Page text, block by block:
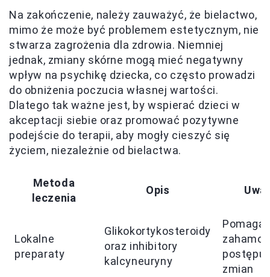
Na zakończenie, należy zauważyć, że bielactwo,
mimo że może być problemem estetycznym, nie
stwarza zagrożenia dla zdrowia. Niemniej
jednak, zmiany skórne mogą mieć negatywny
wpływ na psychikę dziecka, co często prowadzi
do obniżenia poczucia własnej wartości.
Dlatego tak ważne jest, by wspierać dzieci w
akceptacji siebie oraz promować pozytywne
podejście do terapii, aby mogły cieszyć się
życiem, niezależnie od bielactwa.
Metoda
leczenia
Opis
Lokalne
preparaty
Glikokortykosteroidy
oraz inhibitory
kalcyneuryny
postępu
zmian